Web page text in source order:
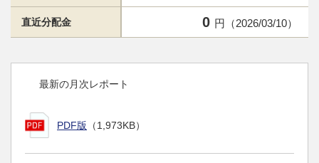
直近分配金 0 円（2026/03/10）
最新の月次レポート
PDF版 （1,973KB）